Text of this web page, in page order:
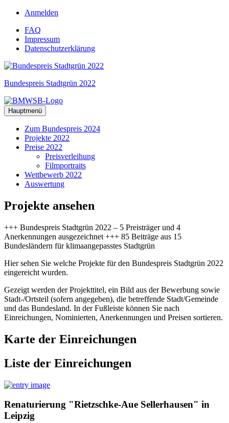
Zum
springen
Anmelden
FAQ
Impressum
Datenschutzerklärung
Bundespreis Stadtgrün 2022
Hauptmenü
Zum Bundespreis 2024
Projekte 2022
Preise 2022
Preisverleihung
Filmportraits
Wettbewerb 2022
Auswertung
Projekte ansehen
+++ Bundespreis Stadtgrün 2022 – 5 Preisträger und 4
Anerkennungen ausgezeichnet +++ 85 Beiträge aus 15
Bundesländern für klimaangepasstes Stadtgrün
Hier sehen Sie welche Projekte für den Bundespreis Stadtgrün 2022
eingereicht wurden.
Gezeigt werden der Projekttitel, ein Bild aus der Bewerbung sowie
Stadt-/Ortsteil (sofern angegeben), die betreffende Stadt/Gemeinde
und das Bundesland. In der Fußleiste können Sie nach
Einreichungen, Nominierten, Anerkennungen und Preisen sortieren.
Karte der Einreichungen
Liste der Einreichungen
Renaturierung "Rietzschke-Aue Sellerhausen" in
Leipzig